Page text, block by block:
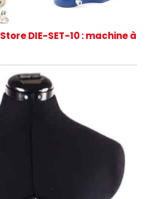
DIE-SET-10 : machine à